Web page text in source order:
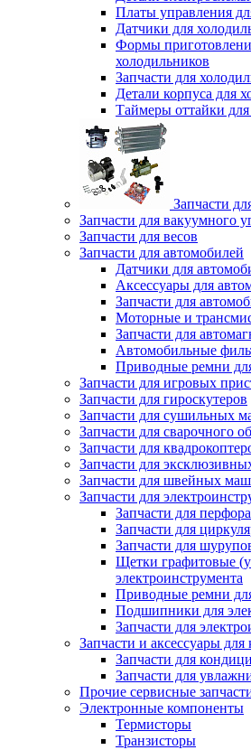
Платы управления
Датчики для
Формы
холодильников
Запчасти для
Детали корпуса для
Таймеры оттайки
Запчасти
Запчасти для вакуумного
Запчасти для весов
Запчасти для автомобилей
Датчики для
Аксессуары для
Запчасти для
Моторные и
Запчасти для
Автомобильные
Приводные ремни
Запчасти для игровых
Запчасти для гироскутеров
Запчасти для сушильных
Запчасти для сварочного
Запчасти для
Запчасти для
Запчасти для швейных
Запчасти для
Запчасти для
Запчасти для
Запчасти для
Щетки графитовые
электроинструмента
Приводные ремни
Подшипники для
Запчасти для
Запчасти и аксессуары
Запчасти для
Запчасти для
Прочие сервисные
Электронные компоненты
Термисторы
Транзисторы